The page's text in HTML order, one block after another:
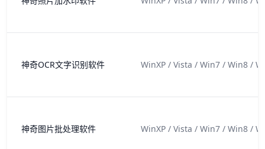
神奇OCR文字识别软件 WinXP / Vista / Win7 / Win8 /
神奇图片批处理软件 WinXP / Vista / Win7 / Win8 /